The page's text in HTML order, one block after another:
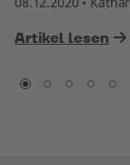
Artikel lesen